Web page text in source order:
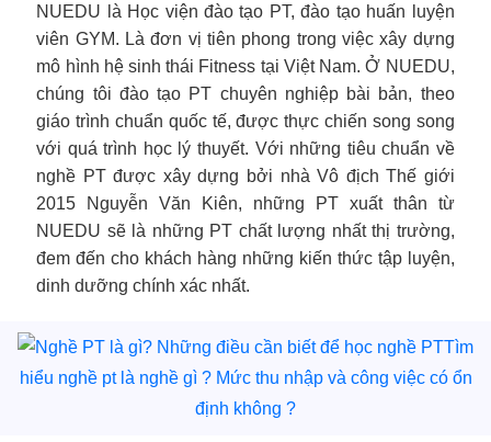
NUEDU là Học viện đào tạo PT, đào tạo huấn luyện
viên GYM. Là đơn vị tiên phong trong việc xây dựng
mô hình hệ sinh thái Fitness tại Việt Nam. Ở NUEDU,
chúng tôi đào tạo PT chuyên nghiệp bài bản, theo
giáo trình chuẩn quốc tế, được thực chiến song song
với quá trình học lý thuyết. Với những tiêu chuẩn về
nghề PT được xây dựng bởi nhà Vô địch Thế giới
2015 Nguyễn Văn Kiên, những PT xuất thân từ
NUEDU sẽ là những PT chất lượng nhất thị trường,
đem đến cho khách hàng những kiến thức tập luyện,
dinh dưỡng chính xác nhất.
Tìm
hiểu nghề pt là nghề gì ? Mức thu nhập và công việc có ổn
định không ?